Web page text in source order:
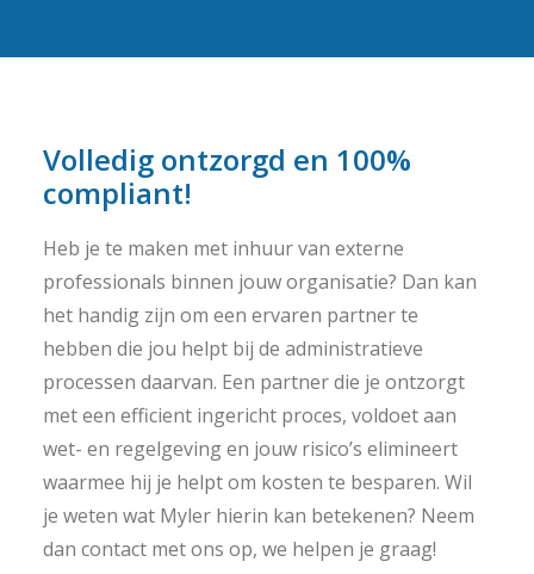
Volledig ontzorgd en 100%
compliant!
Heb je te maken met inhuur van externe
professionals binnen jouw organisatie? Dan kan
het handig zijn om een ervaren partner te
hebben die jou helpt bij de administratieve
processen daarvan. Een partner die je ontzorgt
met een efficient ingericht proces, voldoet aan
wet- en regelgeving en jouw risico’s elimineert
waarmee hij je helpt om kosten te besparen. Wil
je weten wat Myler hierin kan betekenen? Neem
dan contact met ons op, we helpen je graag!